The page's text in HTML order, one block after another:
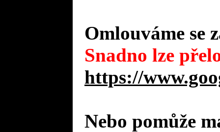
Omlouváme se
Snadno lze
https://
Nebo pomůže